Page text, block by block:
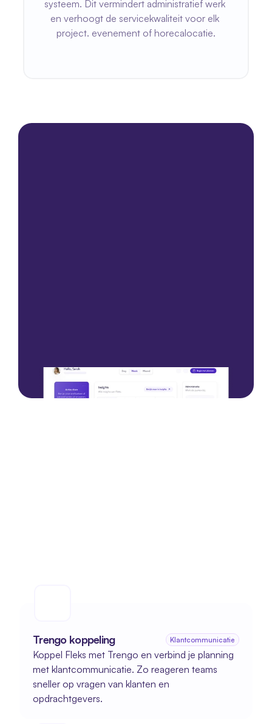
Trengo koppeling Klantcommunicatie
Koppel Fleks met Trengo en verbind je planning
met klantcommunicatie. Zo reageren teams
sneller op vragen van klanten en
opdrachtgevers.
systeem. Dit vermindert administratief werk
en verhoogt de servicekwaliteit voor elk
project. evenement of horecalocatie.